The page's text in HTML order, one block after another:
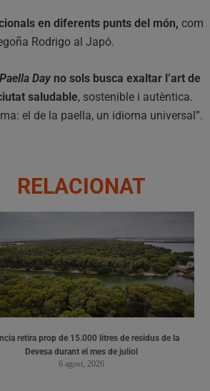
en diferents punts del món, com
Rodrigo al Japó.
Dayno sols busca exaltar l’art de
saludable, sostenible i autèntica.
el de la paella, un idioma universal”.
RELACIONAT
retira prop de 15.000 litres de residus de la
Devesa durant el mes de juliol
6 agost, 2026